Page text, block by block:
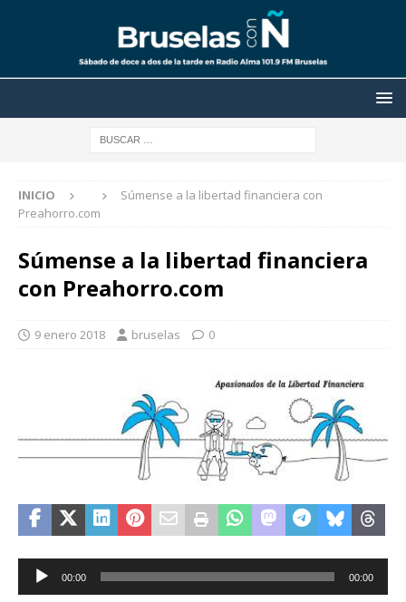
INICIO
Súmense a la libertad financiera con
Preahorro.com
Súmense a la libertad financiera
con Preahorro.com
9 enero 2018 bruselas 0
Reproductor
00:00 00:00